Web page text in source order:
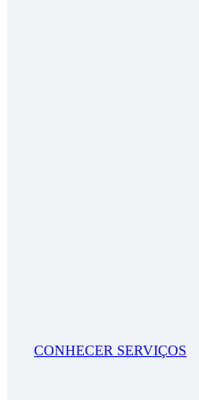
CONHECER SERVIÇOS